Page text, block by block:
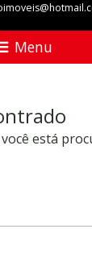
Menu
está